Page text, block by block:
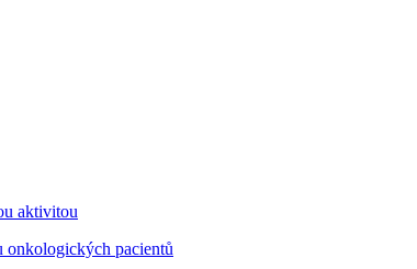
aktivitou
onkologických pacientů